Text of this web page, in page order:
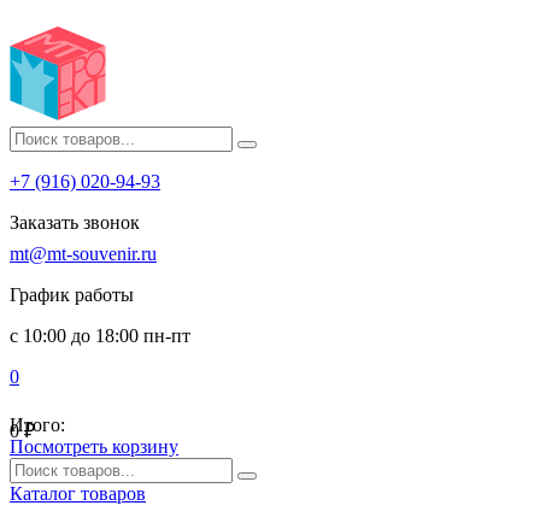
+7 (916) 020-94-93
Заказать звонок
mt@mt-souvenir.ru
График работы
с 10:00 до 18:00 пн-пт
0
0₽
Итого:
Посмотреть корзину
Каталог товаров